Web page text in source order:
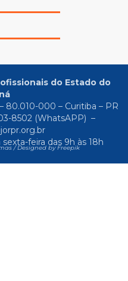
do Estado do
80.010-000 – Curitiba – PR
8502(WhatsAPP) –
feira das 9h às 18h
/Designed by Freepik